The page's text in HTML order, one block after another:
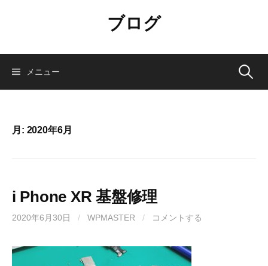
ン
ブログ
メニュー 検
月: 2020年6月
i Phone XR 基盤修理
2020年6月30日 / WPMASTER / コメントする